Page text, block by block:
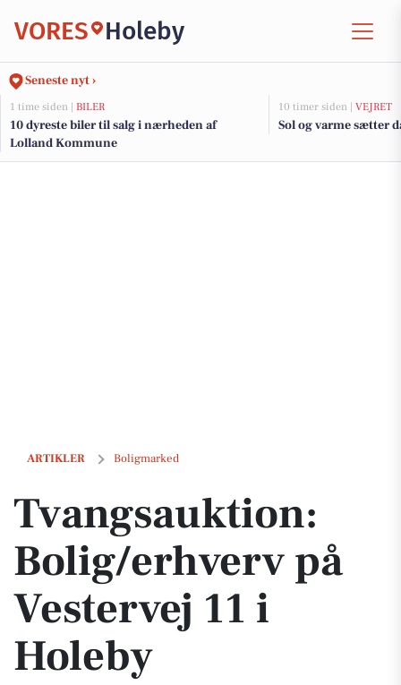
VORES Holeby
Seneste nyt ›
1 time siden | BILER
10 dyreste biler til salg i nærheden af
Lolland Kommune
10 timer siden | VEJRET
Sol og varme sætter
ARTIKLER Boligmarked
Tvangsauktion: Bolig/erhverv på Vestervej 11 i Holeby
Tvangsauktion:
Bolig/erhverv på
Vestervej 11 i
Holeby